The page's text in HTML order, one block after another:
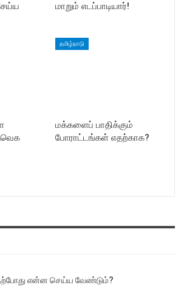
மாறும் எடப்பாடியார்!
தமிழ்நாடு
மக்களைப் பாதிக்கும்
போராட்டங்கள் எதற்காக?
என்ன செய்ய வேண்டும்?